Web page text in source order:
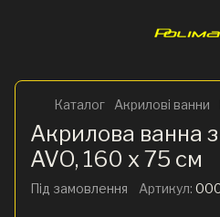
Каталог Акрилові ванни
Акрилова ванна
AVO, 160 x 75 см
Під замовлення Артикул: